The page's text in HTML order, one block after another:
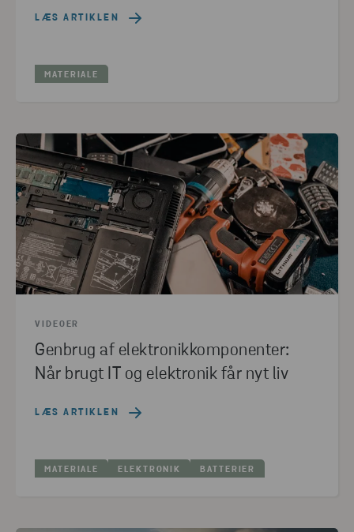
LÆS ARTIKLEN
MATERIALE
VIDEOER
Genbrug af elektronikkomponenter:
Når brugt IT og elektronik får nyt liv
LÆS ARTIKLEN
MATERIALE ELEKTRONIK BATTERIER